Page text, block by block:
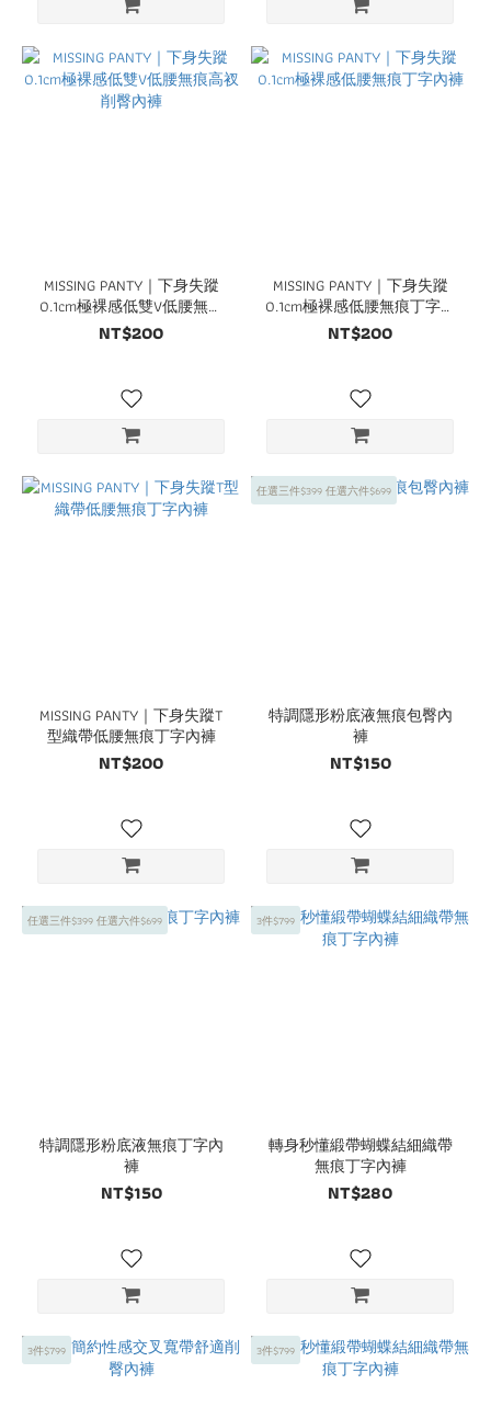
MISSING PANTY｜下身失蹤
0.1cm極裸感低雙V低腰無痕
高衩削臀內褲
NT$200
MISSING PANTY｜下身失蹤
0.1cm極裸感低腰無痕丁字內
褲
NT$200
MISSING PANTY｜下身失蹤T
型織帶低腰無痕丁字內褲
NT$200
任選三件$399 任選六件$699
特調隱形粉底液無痕包臀內
褲
NT$150
任選三件$399 任選六件$699
特調隱形粉底液無痕丁字內
褲
NT$150
3件$799
轉身秒懂緞帶蝴蝶結細織帶
無痕丁字內褲
NT$280
3件$799 3件$799